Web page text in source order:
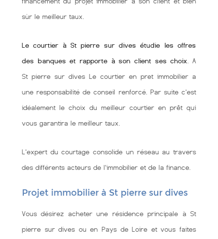
sùr le meilleur taux.
Le courtier à St pierre sur dives étudie les offres
des banques et rapporte à son client ses choix . A
St pierre sur dives Le courtier en pret immobilier a
une responsabilité de conseil renforcé. Par suite c'est
idéalement le choix du meilleur courtier en prêt qui
vous garantira le meilleur taux.
L'expert du courtage consolide un réseau au travers
des différents acteurs de l'immobilier et de la finance.
Projet immobilier à St pierre sur dives
Vous désirez acheter une résidence principale à St
pierre sur dives ou en Pays de Loire et vous faites